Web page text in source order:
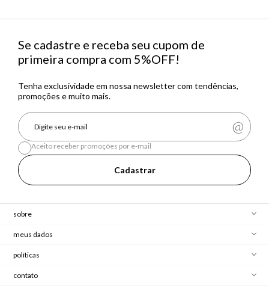
Se cadastre e receba seu cupom de
primeira compra com 5%OFF!
Tenha exclusividade em nossa newsletter com tendências,
promoções e muito mais.
Cadastrar
Aceito receber promoções por e-mail
sobre
meus dados
políticas
contato